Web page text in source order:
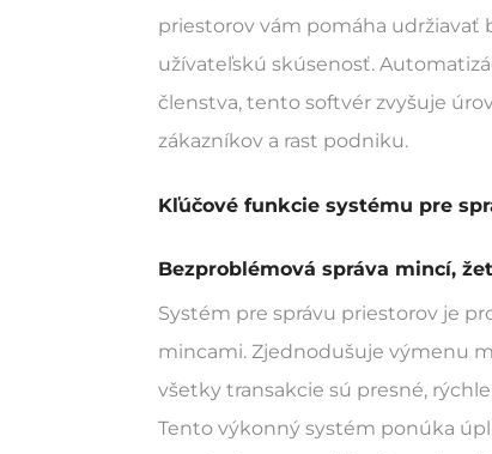
priestorov vám pomáha udržiavať
užívateľskú skúsenosť.
členstva, tento softvér zvyšuje
zákazníkov a rast podniku.
Kľúčové funkcie systému pre
Bezproblémová správa mincí,
Systém pre správu priestorov je
mincami. Zjednodušuje výmenu
všetky transakcie sú presné,
Tento výkonný systém ponúka